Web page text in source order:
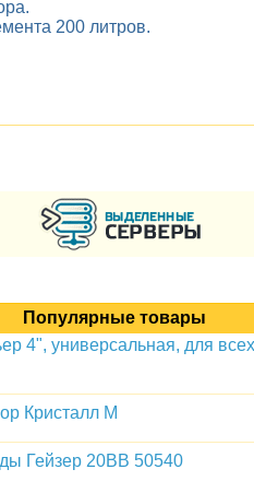
200 литров.
Популярные товары
4", универсальная, для
Кристалл М
Гейзер 20BB 50540